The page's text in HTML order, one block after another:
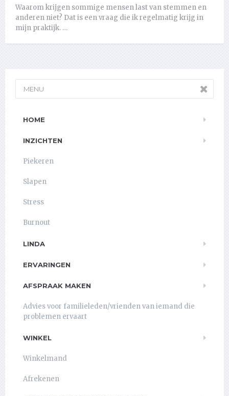
Waarom krijgen sommige mensen last van stemmen en
anderen niet? Dat is een vraag die ik regelmatig krijg in
mijn praktijk. …
MENU
HOME
INZICHTEN
Piekeren
Slapen
Stress
Burnout
LINDA
ERVARINGEN
AFSPRAAK MAKEN
Advies voor familieleden/vrienden van iemand die
problemen ervaart
WINKEL
Winkelmand
Afrekenen